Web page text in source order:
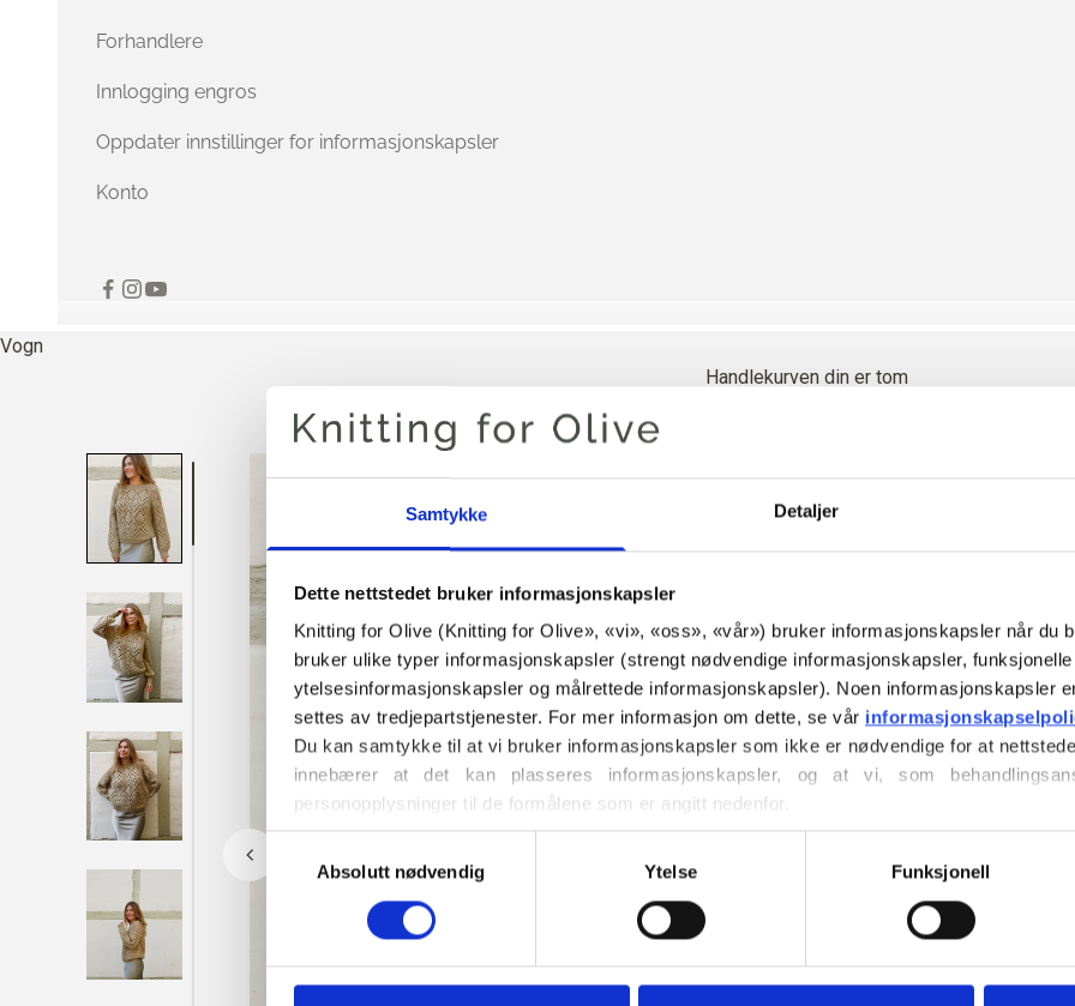
Samtykke Detaljer
Dette nettstedet bruker informasjonskapsler
Knitting for Olive (Knitting for Olive», «vi», «oss», «vår») bruker informasjonskapsler når du
bruker ulike typer informasjonskapsler (strengt nødvendige informasjonskapsler,
ytelsesinformasjonskapsler og målrettede informasjonskapsler). Noen informasjonskapsler
settes av tredjepartstjenester. For mer informasjon om dette, se vår
Du kan samtykke til at vi bruker informasjonskapsler som ikke er nødvendige for at
innebærer at det kan plasseres informasjonskapsler, og at vi, som
personopplysninger til de formålene som er angitt nedenfor.
Du kan når som helst endre eller trekke tilbake ditt samtykke via vår retningslinjer for
også finner informasjon om hvordan du blokkerer og sletter informasjonskapsler.
av
Absolutt nødvendig Ytelse Funksjonell
Forhandlere
Innlogging engros
Oppdater innstillinger for informasjonskapsler
Konto
Vogn
Handlekurven din er tom
€6,60
SPRÅK
Kjøp av garn?
JEG VIL
XS
Bruk€100,0
Bestillinger